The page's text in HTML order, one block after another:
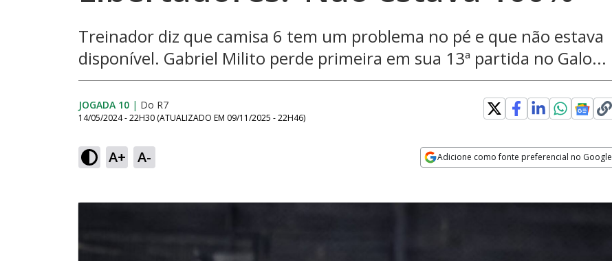
Treinador diz que camisa 6 tem um problema no pé e que não estava
disponível. Gabriel Milito perde primeira em sua 13ª partida no Galo...
JOGADA 10 | Do R7
14/05/2024 - 22H30 (ATUALIZADO EM 09/11/2025 - 22H46)
A+ A- Adicione como fonte preferencial no Google